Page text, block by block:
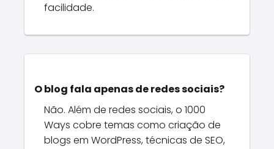
facilidade.
O blog fala apenas de redes sociais?
Não. Além de redes sociais, o 1000
Ways cobre temas como criação de
blogs em WordPress, técnicas de SEO,